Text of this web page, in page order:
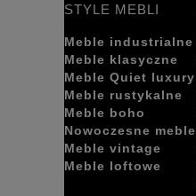
STYLE MEBLI
Meble industrialne
Meble klasyczne
Meble Quiet luxury
Meble rustykalne
Meble boho
Nowoczesne meble
Meble vintage
Meble loftowe